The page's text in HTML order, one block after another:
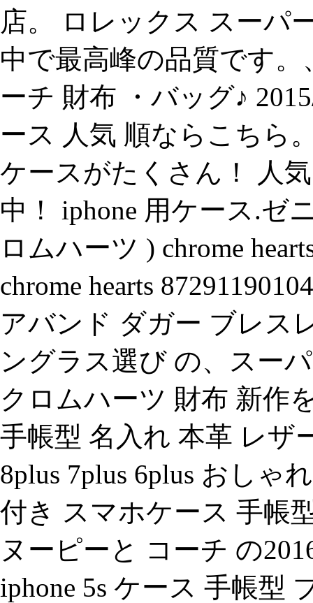
店。 ロレックス スーパ
中で最高峰の品質です
ーチ 財布 ・バッグ♪
ース 人気 順ならこちら
ケースがたくさん！ 人
中！ iphone 用ケース.ゼ
ロムハーツ ) chrome
chrome hearts
アバンド ダガー ブレス
ングラス選び の、スー
クロムハーツ 財布 新作
手帳型 名入れ 本革 レザ
8plus 7plus 6plus おしゃ
付き スマホケース 手帳
ヌーピーと コーチ の
iphone 5s ケース 手帳型